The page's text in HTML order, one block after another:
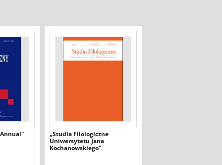
„Studia Filologiczne
Uniwersytetu Jana
Kochanowskiego”